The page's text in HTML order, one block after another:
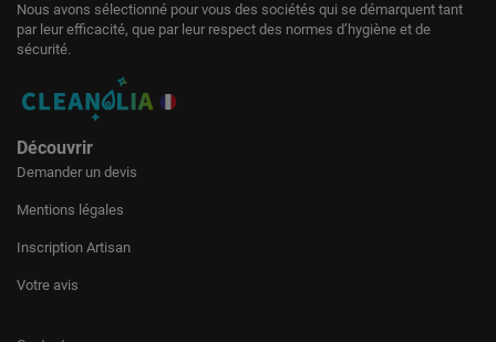
Nous avons sélectionné pour vous des sociétés qui se démarquent tant
par leur efficacité, que par leur respect des normes d’hygiène et de
sécurité.
Découvrir
Demander un devis
Mentions légales
Inscription Artisan
Votre avis